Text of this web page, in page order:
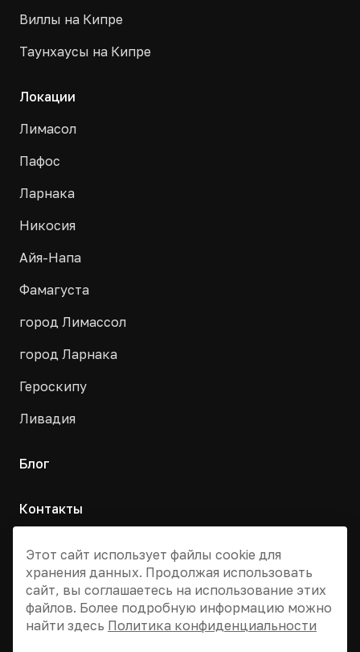
Виллы на Кипре
Таунхаусы на Кипре
Локации
Лимасол
Пафос
Ларнака
Никосия
Айя-Напа
Фамагуста
город Лимассол
город Ларнака
Героскипу
Ливадия
Блог
Контакты
+7 495 955 13 12
info@dvizhkipr.ru
Этот сайт использует файлы cookie для
хранения данных. Продолжая использовать
сайт, вы соглашаетесь на использование этих
файлов. Более подробную информацию можно
найти здесь Политика конфиденциальности